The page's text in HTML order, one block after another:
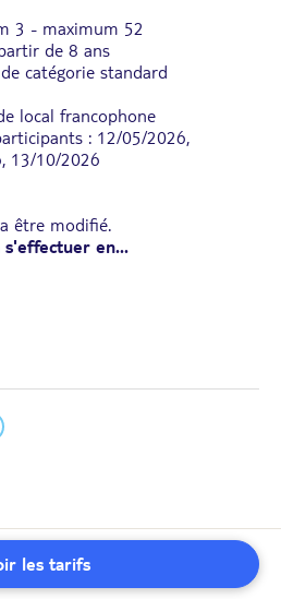
les tarifs
3 - maximum 52
de 8 ans
catégorie standard
local francophone
: 12/05/2026,
13/10/2026
être modifié.
en...
et siestas, il y a son histoire,